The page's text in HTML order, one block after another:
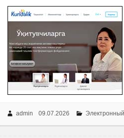
admin 09.07.2026